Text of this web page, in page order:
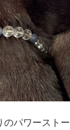
のパワースト